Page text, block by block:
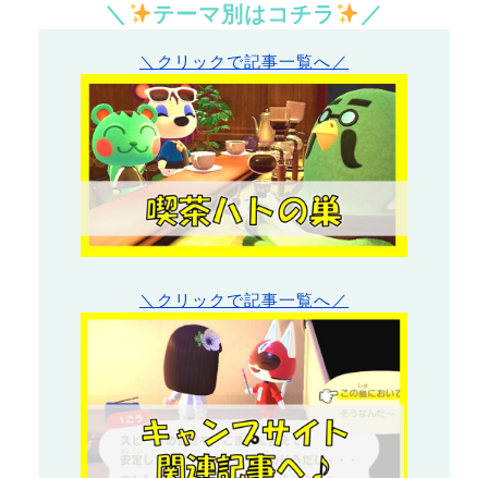
＼ テーマ別はコチラ ／
＼クリックで記事一覧へ／
＼クリックで記事一覧へ／